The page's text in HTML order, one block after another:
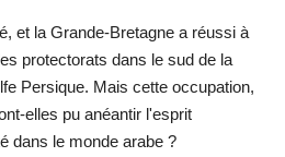
et la Grande-Bretagne a réussi à
protectorats dans le sud de la
Persique. Mais cette occupation,
elles pu anéantir l'esprit
dans le monde arabe ?